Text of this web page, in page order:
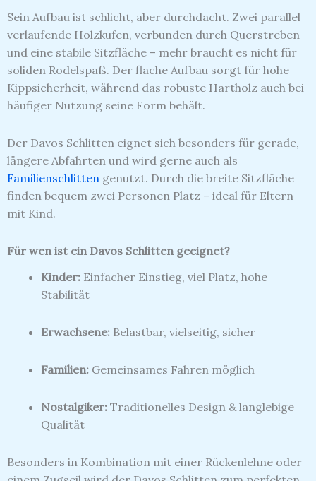
Sein Aufbau ist schlicht, aber durchdacht. Zwei parallel
verlaufende Holzkufen, verbunden durch Querstreben
und eine stabile Sitzfläche – mehr braucht es nicht für
soliden Rodelspaß. Der flache Aufbau sorgt für hohe
Kippsicherheit, während das robuste Hartholz auch bei
häufiger Nutzung seine Form behält.
Der Davos Schlitten eignet sich besonders für gerade,
längere Abfahrten und wird gerne auch als
Familienschlitten genutzt. Durch die breite Sitzfläche
finden bequem zwei Personen Platz – ideal für Eltern
mit Kind.
Für wen ist ein Davos Schlitten geeignet?
Kinder: Einfacher Einstieg, viel Platz, hohe
Stabilität
Erwachsene: Belastbar, vielseitig, sicher
Familien: Gemeinsames Fahren möglich
Nostalgiker: Traditionelles Design & langlebige
Qualität
Besonders in Kombination mit einer Rückenlehne oder